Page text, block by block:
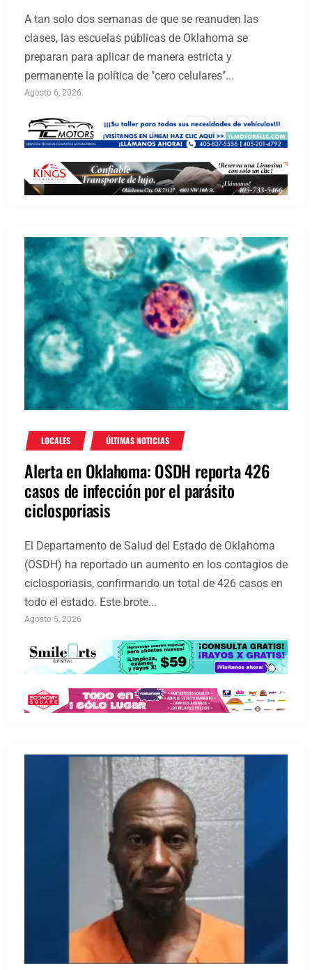
A tan solo dos semanas de que se reanuden las
clases, las escuelas públicas de Oklahoma se
preparan para aplicar de manera estricta y
permanente la política de "cero celulares"...
Agosto 6, 2026
LOCALES ÚLTIMAS NOTICIAS
Alerta en Oklahoma: OSDH reporta 426
casos de infección por el parásito
ciclosporiasis
El Departamento de Salud del Estado de Oklahoma
(OSDH) ha reportado un aumento en los contagios de
ciclosporiasis, confirmando un total de 426 casos en
todo el estado. Este brote...
Agosto 5, 2026